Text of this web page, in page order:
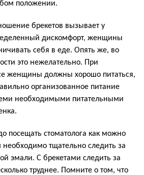
положении.
брекетов вызывает у
дискомфорт, женщины
себя в еде. Опять же, во
это нежелательно. При
женщины должны хорошо питаться,
организованное питание
необходимыми питательными
посещать стоматолога как можно
тщательно следить за
эмали. С брекетами следить за
труднее. Помните о том, что